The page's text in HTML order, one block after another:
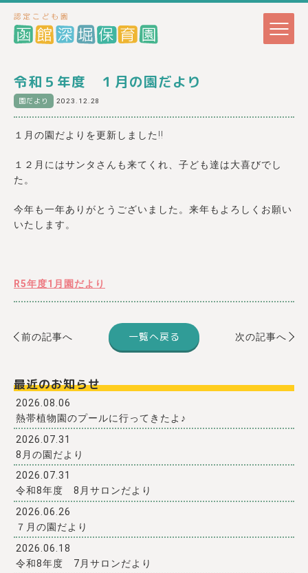
令和５年度 １月の園だより
園だより 2023.12.28
１月の園だよりを更新しました!!
１２月にはサンタさんも来てくれ、子ども達は大喜びでし
た。
今年も一年ありがとうございました。来年もよろしくお願い
いたします。
R5年度1月園だより
前の記事へ 一覧へ戻る 次の記事へ
最近のお知らせ
2026.08.06
熱帯植物園のプールに行ってきたよ♪
2026.07.31
8月の園だより
2026.07.31
令和8年度 8月サロンだより
2026.06.26
７月の園だより
2026.06.18
令和8年度 7月サロンだより